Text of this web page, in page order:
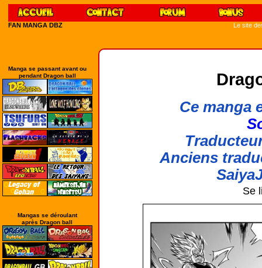
FAN MANGA DBZ Le site
Manga se passant avant ou
pendant Dragon ball
Mangas se déroulant
après Dragon ball
Ce manga
Anciens
Se